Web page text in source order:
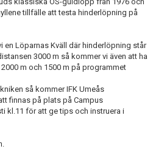
tillfälle att testa hinderlöpning på
en Löparnas Kväll där hinderlöpning står
3000 m så kommer vi även att ha
m och 1500 m på programmet
så kommer IFK Umeås
finnas på plats på Campus
kl.11 för att ge tips och instruera i